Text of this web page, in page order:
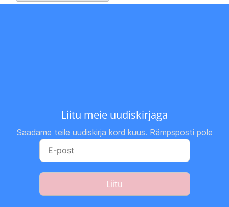
Liitu meie uudiskirjaga
Saadame teile uudiskirja kord kuus. Rämpsposti pole
Liitu